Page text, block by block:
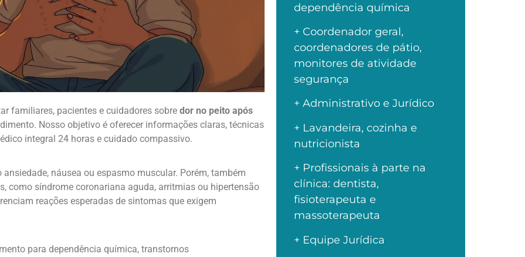
familiares, pacientes e cuidadores sobre dor no peito após
Nosso objetivo é oferecer informações claras, técnicas
integral 24 horas e cuidado compassivo.
náusea ou espasmo muscular. Porém, também
como síndrome coronariana aguda, arritmias ou hipertensão
reações esperadas de sintomas que exigem
para dependência química, transtornos
dependência química
+ Coordenador geral,
coordenadores de pátio,
monitores de atividade
segurança
+ Administrativo e Jurídico
+ Lavandeira, cozinha e
nutricionista
+ Profissionais à parte na
clínica: dentista,
fisioterapeuta e
massoterapeuta
+ Equipe Jurídica